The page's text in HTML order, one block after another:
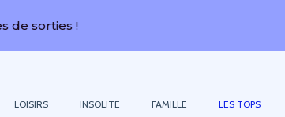
LOISIRS INSOLITE FAMILLE LES TOPS